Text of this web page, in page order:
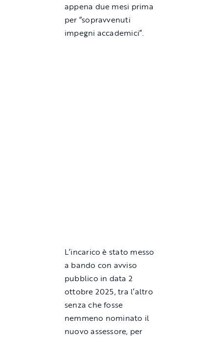
appena due mesi prima
per “sopravvenuti
impegni accademici”.
L’incarico è stato messo
a bando con avviso
pubblico in data 2
ottobre 2025, tra l’altro
senza che fosse
nemmeno nominato il
nuovo assessore, per